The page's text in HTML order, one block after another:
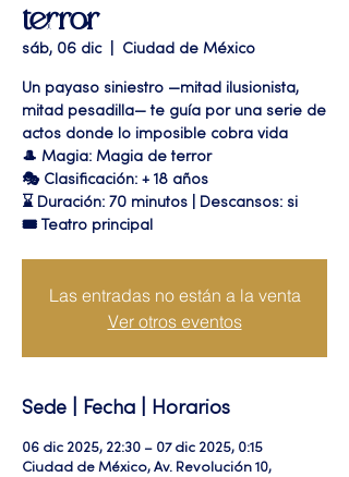
terror
sáb, 06 dic
  |
Ciudad de México
Un payaso siniestro —mitad ilusionista,
mitad pesadilla— te guía por una serie de
actos donde lo imposible cobra vida
🎩 Magia: Magia de terror
🎭 Clasificación: + 18 años
⌛ Duración: 70 minutos | Descansos: si
🎟 Teatro principal
Las entradas no están a la venta
Ver otros eventos
Sede | Fecha | Horarios
06 dic 2025, 22:30 – 07 dic 2025, 0:15
Ciudad de México, Av. Revolución 10,